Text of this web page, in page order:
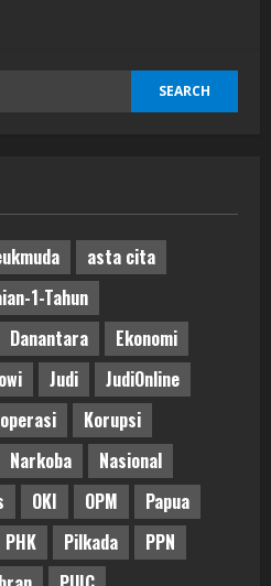
asta cita
1-Tahun
Danantara
Ekonomi
Judi
JudiOnline
Korupsi
Narkoba
Nasional
OKI OPM
Papua
PHK Pilkada
PPN